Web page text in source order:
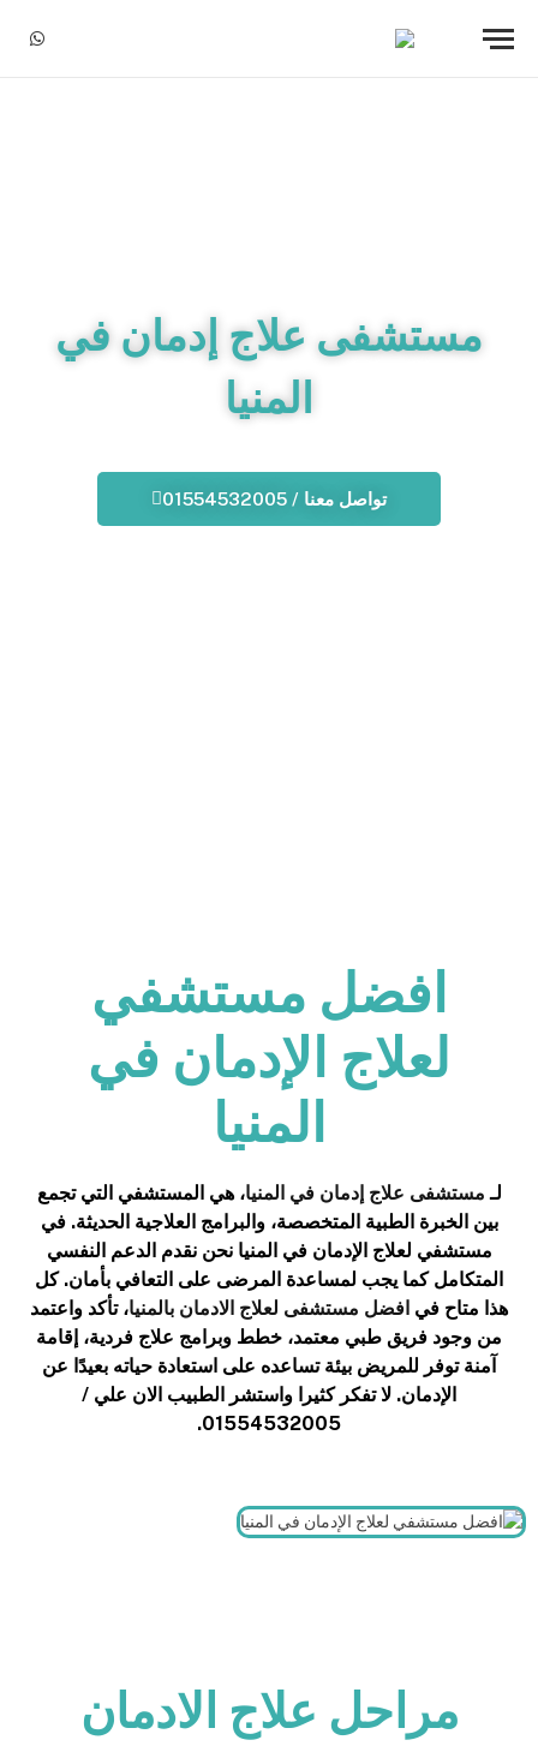
مستشفى علاج إدمان في
المنيا
تواصل معنا / 01554532005
افضل مستشفي
لعلاج الإدمان في
المنيا
لـ مستشفى علاج إدمان في المنيا، هي المستشفي التي تجمع
بين الخبرة الطبية المتخصصة، والبرامج العلاجية الحديثة. في
مستشفي لعلاج الإدمان في المنيا نحن نقدم الدعم النفسي
المتكامل كما يجب لمساعدة المرضى على التعافي بأمان. كل
هذا متاح في افضل مستشفى لعلاج الادمان بالمنيا، تأكد واعتمد
من وجود فريق طبي معتمد، خطط وبرامج علاج فردية، إقامة
آمنة توفر للمريض بيئة تساعده على استعادة حياته بعيدًا عن
الإدمان. لا تفكر كثيرا واستشر الطبيب الان علي /
01554532005.
مراحل علاج الادمان